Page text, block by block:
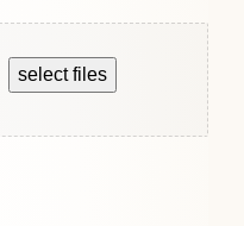
select files